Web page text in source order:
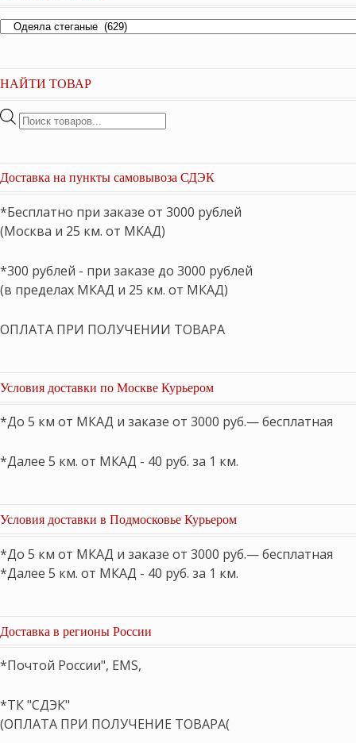
НАЙТИ ТОВАР
Поиск
Доставка на пункты самовывоза СДЭК
*Бесплатно при заказе от 3000 рублей
(Москва и 25 км. от МКАД)
*300 рублей - при заказе до 3000 рублей
(в пределах МКАД и 25 км. от МКАД)
ОПЛАТА ПРИ ПОЛУЧЕНИИ ТОВАРА
Условия доставки по Москве Курьером
*До 5 км от МКАД и заказе от 3000 руб.— бесплатная
*Далее 5 км. от МКАД - 40 руб. за 1 км.
Условия доставки в Подмосковье Курьером
*До 5 км от МКАД и заказе от 3000 руб.— бесплатная
*Далее 5 км. от МКАД - 40 руб. за 1 км.
Доставка в регионы России
*Почтой России", EMS,
*ТК "СДЭК"
(ОПЛАТА ПРИ ПОЛУЧЕНИЕ ТОВАРА(